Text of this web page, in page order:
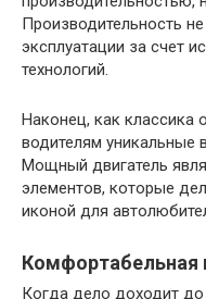
Производительность
эксплуатации за счет
технологий.
Наконец, как классика
водителям уникальные
Мощный двигатель
элементов, которые
иконой для
Комфортабельная
Когда дело доходит